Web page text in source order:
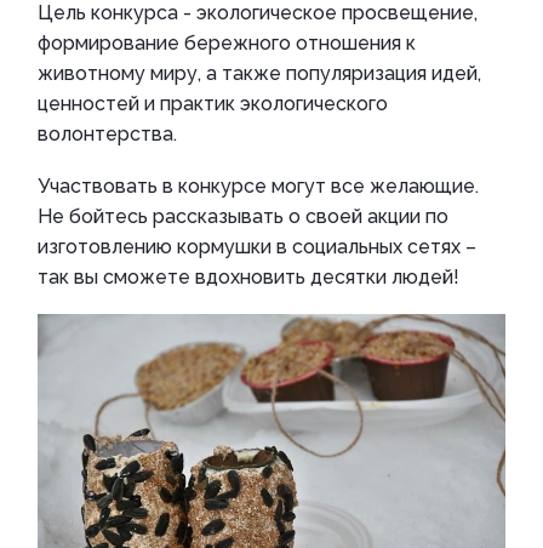
Цель конкурса - экологическое просвещение,
формирование бережного отношения к
животному миру, а также популяризация идей,
ценностей и практик экологического
волонтерства.
Участвовать в конкурсе могут все желающие.
Не бойтесь рассказывать о своей акции по
изготовлению кормушки в социальных сетях –
так вы сможете вдохновить десятки людей!